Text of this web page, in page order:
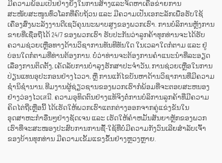
ມີຄວາມພ້ອມເປັນຢ່າງຍິ່ງໃນການສ້າງແລະຈັດຫາເຄືອຂ່າຍການ
ສະໜັບສະໜູນທົ່ວໂລກທີ່ຄົບຖ້ວນ ແລະ ມີຄວາມເປັນເອກະລັກເພື່ອຮັບໃຊ້
ເຄື່ອງສົ່ງພະລັງງານດີເຊວ໌ຄຸນນະພາບສູງຂອງພວກເຮົາ. ການບໍລິການຫຼັງການ
ຂາຍທີ່ເຊື່ອຖືໄດ້ 24/7 ຂອງພວກເຮົາ ຮັບປະກັນວ່າລູກຄ້າທຸກທ່ານຈະໄດ້ຮັບ
ຄວາມຊ່ວຍເຫຼືອທາງດ້ານວິຊາການທັນທີທັນໃດ ໃນເວລາໃດກໍຕາມ ແລະ ຢູ່
ບ່ອນໃດກໍຕາມທີ່ທ່ານຕ້ອງການ. ບໍ່ວ່າທ່ານຈະຕ້ອງການຄຳແນະນຳທີ່ລະອຽດ
ເລື່ອງການຕິດຕັ້ງ, ເຄັດລັບການບໍາລຸງຮັກສາປະຈຳວັນ, ການຊ່ວຍເຫຼືອໃນການ
ປ່ຽນແທນອຸປະກອນຢ່າງໄວວາ, ຫຼື ການແກ້ໄຂບັນຫາດ້ານວິຊາການທີ່ມີຄວາມ
ຊຳນິຊຳນານ, ທີມງານຜູ້ຊ່ຽວຊານຂອງພວກເຮົາກໍພ້ອມທີ່ຈະຕອບສະຫນອງ
ຢ່າງວ່ອງໄວເสมີ. ຄວາມອຸທິດຕົນຢ່າງແທ້ຈິງຕໍ່ການບໍລິການລູກຄ້າທີ່ມີຄວາມ
ຄິດໄຕ່ຖີ່ເຫຼືອນີ້ ໄດ້ເຮັດໃຫ້ພວກເຮົາແຕກຕ່າງອອກຈາກຄູ່ແຂ່ງຂັນໃນ
ອຸດສາຫະກຳອື່ນໆຢ່າງຊັດເຈນ ແລະ ເຮັດໃຫ້ຄຳຫມັ້ນສັນຍາຫຼັກຂອງພວກ
ເຮົາທີ່ຈະສະໜອງປະສົບການການຊື້-ໃຊ້ທີ່ບໍ່ມີຄວາມກັງວົນເລີຍສຳລັບເຈົ້າ
ຂອງບ້ານທຸກທ່ານ ມີຄວາມເຂັ້ມແຂງຂຶ້ນຢ່າງຫຼວງຫຼາຍ.